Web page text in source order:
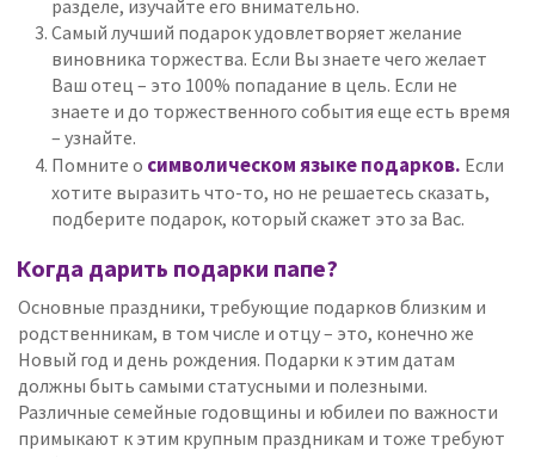
разделе, изучайте его внимательно.
Самый лучший подарок удовлетворяет желание
виновника торжества. Если Вы знаете чего желает
Ваш отец – это 100% попадание в цель. Если не
знаете и до торжественного события еще есть время
– узнайте.
Помните о символическом языке подарков. Если
хотите выразить что-то, но не решаетесь сказать,
подберите подарок, который скажет это за Вас.
Когда дарить подарки папе?
Основные праздники, требующие подарков близким и
родственникам, в том числе и отцу – это, конечно же
Новый год и день рождения. Подарки к этим датам
должны быть самыми статусными и полезными.
Различные семейные годовщины и юбилеи по важности
примыкают к этим крупным праздникам и тоже требуют